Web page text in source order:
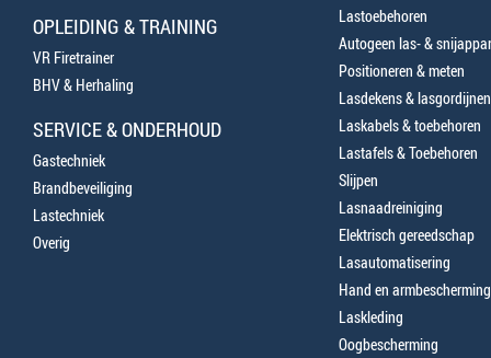
OPLEIDING & TRAINING
VR Firetrainer
BHV & Herhaling
SERVICE & ONDERHOUD
Gastechniek
Brandbeveiliging
Lastechniek
Overig
Lastoebehoren
Autogeen las- &
Positioneren & meten
Lasdekens & lasgordijnen
Laskabels & toebehoren
Lastafels & Toebehoren
Slijpen
Lasnaadreiniging
Elektrisch gereedschap
Lasautomatisering
Hand en armbescherming
Laskleding
Oogbescherming